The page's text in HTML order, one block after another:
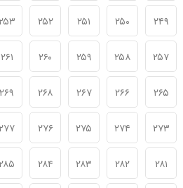
۲۴۹ ۲۵۰ ۲۵۱ ۲۵۲
۲۵۷ ۲۵۸ ۲۵۹ ۲۶۰ ۲۶۱
۲۶۵ ۲۶۶ ۲۶۷ ۲۶۸ ۲۶۹
۲۷۳ ۲۷۴ ۲۷۵ ۲۷۶
۲۸۱ ۲۸۲ ۲۸۳ ۲۸۴